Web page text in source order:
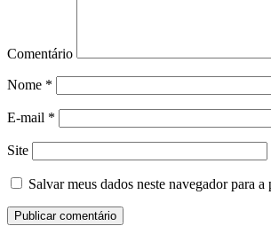
Comentário
Nome *
E-mail *
Site
Salvar meus dados neste navegador para